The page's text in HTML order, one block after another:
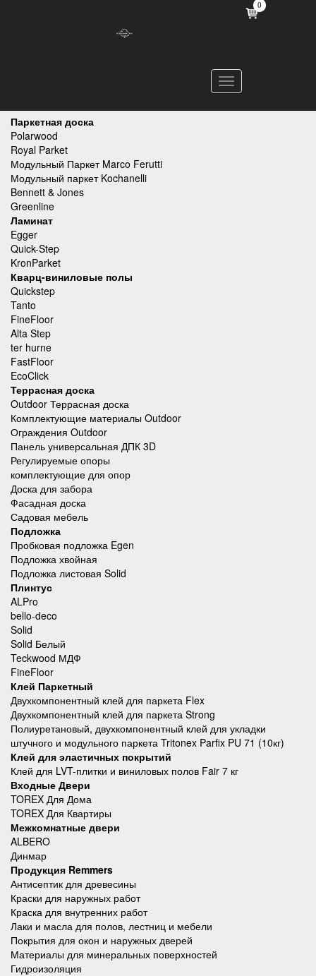
0
Toggle
navigation
Паркетная доска
Polarwood
Royal Parket
Модульный Паркет Marco Ferutti
Модульный паркет Kochanelli
Bennett & Jones
Greenline
Ламинат
Egger
Quick-Step
KronParket
Кварц-виниловые полы
Quickstep
Tanto
FineFloor
Alta Step
ter hurne
FastFloor
EcoClick
Террасная доска
Outdoor Террасная доска
Комплектующие материалы Outdoor
Ограждения Outdoor
Панель универсальная ДПК 3D
Регулируемые опоры
комплектующие для опор
Доска для забора
Фасадная доска
Садовая мебель
Подложка
Пробковая подложка Egen
Подложка хвойная
Подложка листовая Solid
Плинтус
ALPro
bello-deco
Solid
Solid Белый
Teckwood МДФ
FineFloor
Клей Паркетный
Двухкомпонентный клей для паркета Flex
Двухкомпонентный клей для паркета Strong
Полиуретановый, двухкомпонентный клей для укладки
штучного и модульного паркета Tritonex Parfix PU 71 (10кг)
Клей для эластичных покрытий
Клей для LVT-плитки и виниловых полов Fair 7 кг
Входные Двери
TOREX Для Дома
TOREX Для Квартиры
Межкомнатные двери
ALBERO
Динмар
Продукция Remmers
Антисептик для древесины
Краски для наружных работ
Краска для внутренних работ
Лаки и масла для полов, лестниц и мебели
Покрытия для окон и наружных дверей
Материалы для минеральных поверхностей
Гидроизоляция